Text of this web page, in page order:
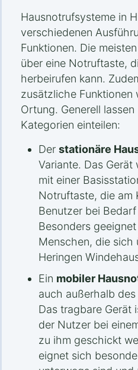
Hausnotrufsysteme in
verschiedenen
Funktionen. Die
über eine Notruftaste,
herbeirufen kann.
zusätzliche Funktionen
Ortung. Generell
Kategorien einteilen:
Der stationäre
Variante. Das
mit einer
Notruftaste, die am
Benutzer bei
Besonders
Menschen, die sich
Heringen
Ein mobiler
auch außerhalb
Das tragbare Gerät
der Nutzer bei
zu ihm geschickt
eignet sich